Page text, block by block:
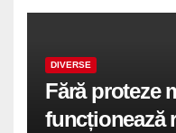
DIVERSE
Fără proteze
funcționează